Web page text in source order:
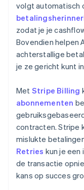
volgt automatisch
zodat je je
Bovendien helpen
achterstallige
je ze gericht kunt
Met Stripe Billing
abonnementen
contracten. Stripe
mislukte
Retries kun je
de transactie
kans op succes